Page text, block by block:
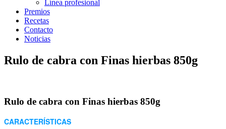
Línea profesional
Premios
Recetas
Contacto
Noticias
Rulo de cabra con Finas hierbas 850g
Rulo de cabra con Finas hierbas 850g
CARACTERÍSTICAS